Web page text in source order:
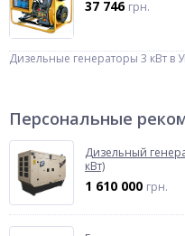
37 746 грн.
Дизельные генераторы 3 кВт в
Персональные
Дизельный
кВт)
1 610 000 грн.